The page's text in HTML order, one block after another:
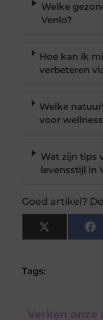
Welke
Venlo?
Hoe kan ik
verbeteren
Welke
voor
Wat zijn tips
levensstijl in
Goed artikel?
X
(Twitter)
Tags:
Verken onze